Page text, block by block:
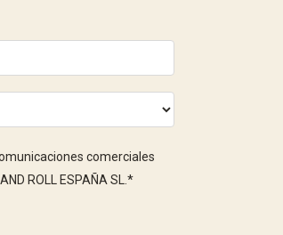
comerciales
ROLL ESPAÑA SL. *